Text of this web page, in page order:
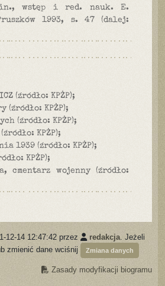
wstęp i red. nauk. E.
1993, s. 47 (dalej:
(źródło: KPŻP);
(źródło: KPŻP);
(źródło: KPŻP);
KPŻP);
1939 (źródło: KPŻP);
KPŻP);
cmentarz wojenny (źródło:
12-14 12:47:42 przez redakcja. Jeżeli
zmienić dane wciśnij
Zmiana danych
Zasady modyfikacji biogramu